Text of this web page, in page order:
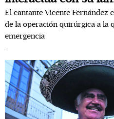
El cantante Vicente Fernández
de la operación quirúrgica a la
emergencia